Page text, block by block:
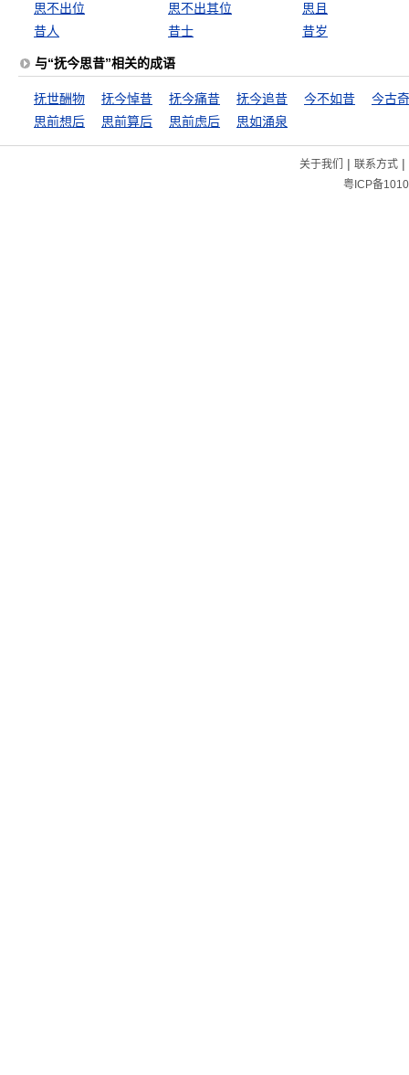
思不出位
思不出其位
思且
昔人
昔士 昔岁
与“抚今思昔”相关的成语
抚世酬物 抚今悼昔 抚今痛昔 抚今追昔 今不如昔
今古
思前想后
思前算后 思前虑后 思如涌泉
关于我们 | 联系方式|
粤ICP备